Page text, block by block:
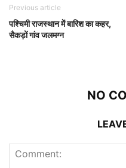
Previous article
पश्चिमी राजस्थान में बारिश का कहर,
सैकड़ों गांव जलमग्न
NO